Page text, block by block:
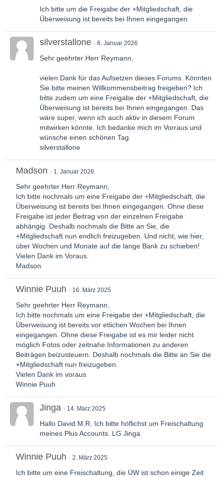
Ich bitte um die Freigabe der +Mitgliedschaft, die
Überweisung ist bereits bei Ihnen eingegangen.
silverstallone 6. Januar 2026
Sehr geehrter Herr Reymann,
vielen Dank für das Aufsetzen dieses Forums. Könnten
Sie bitte meinen Willkommensbeitrag freigeben? Ich
bitte zudem um eine Freigabe der +Mitgliedschaft, die
Überweisung ist bereits bei Ihnen eingegangen. Das
wäre super, wenn ich auch aktiv in diesem Forum
mitwirken könnte. Ich bedanke mich im Vorraus und
wünsche einen schönen Tag.
silverstallone
Madson 1. Januar 2026
Sehr geehrter Herr Reymann,
Ich bitte nochmals um eine Freigabe der +Mitgliedschaft, die
Überweisung ist bereits bei Ihnen eingegangen. Ohne diese
Freigabe ist jeder Beitrag von der einzelnen Freigabe
abhängig. Deshalb nochmals die Bitte an Sie, die
+Mitgliedschaft nun endlich freizugeben. Und nicht, wie hier,
über Wochen und Monate auf die lange Bank zu schieben!
Vielen Dank im Voraus.
Madson
Winnie Puuh 16. März 2025
Sehr geehrter Herr Reymann,
Ich bitte nochmals um eine Freigabe der +Mitgliedschaft, die
Überweisung ist bereits vor etlichen Wochen bei Ihnen
eingegangen. Ohne diese Freigabe ist es mir leider nicht
möglich Fotos oder zeitnahe Informationen zu anderen
Beiträgen beizusteuern. Deshalb nochmals die Bitte an Sie die
+Mitgliedschaft nun freizugeben.
Vielen Dank im voraus
Winnie Puuh
Jinga 14. März 2025
Hallo David M.R. Ich bitte höflichst um Freischaltung
meines Plus Accounts. LG Jinga
Winnie Puuh 2. März 2025
Ich bitte um eine Freischaltung, die ÜW ist schon einige Zeit